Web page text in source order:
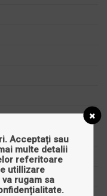
Acceptați sau
multe detalii
referitoare
utillizare
rugam sa
.